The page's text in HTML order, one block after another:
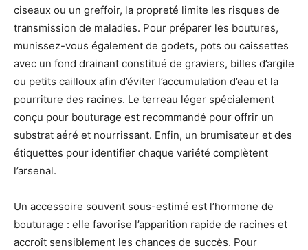
ciseaux ou un greffoir, la propreté limite les risques de
transmission de maladies. Pour préparer les boutures,
munissez-vous également de godets, pots ou caissettes
avec un fond drainant constitué de graviers, billes d’argile
ou petits cailloux afin d’éviter l’accumulation d’eau et la
pourriture des racines. Le terreau léger spécialement
conçu pour bouturage est recommandé pour offrir un
substrat aéré et nourrissant. Enfin, un brumisateur et des
étiquettes pour identifier chaque variété complètent
l’arsenal.
Un accessoire souvent sous-estimé est l’hormone de
bouturage : elle favorise l’apparition rapide de racines et
accroît sensiblement les chances de succès. Pour